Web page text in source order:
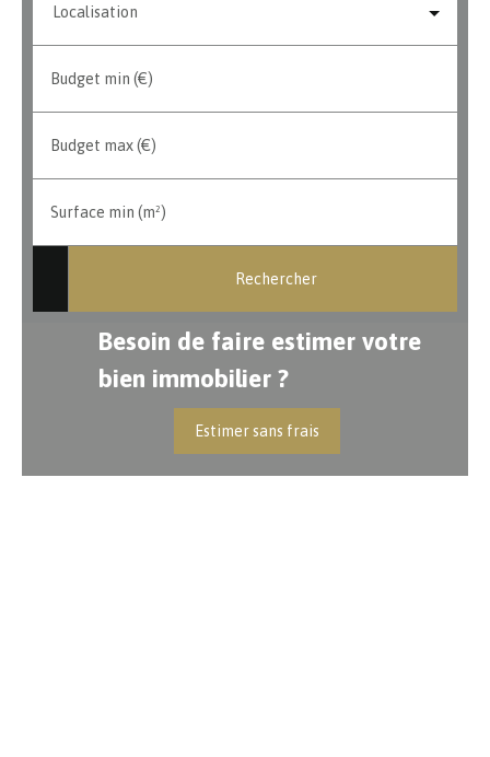
Localisation
Budget min (€)
Budget max (€)
Surface min (m²)
Rechercher
Besoin de faire estimer votre
bien immobilier ?
Estimer sans frais